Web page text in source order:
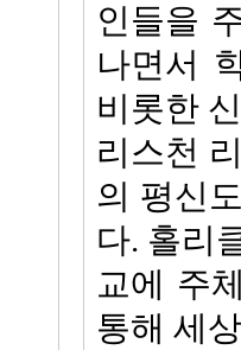
인들을
나면서
비롯한
리스천
의 평신
다. 홀리
교에 주
통해 세